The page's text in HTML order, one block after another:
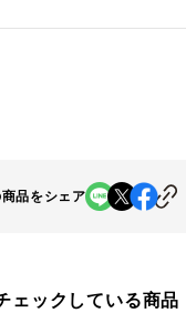
商品をシェア
ェックしている商品